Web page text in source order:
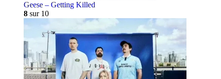
Geese – Getting Killed
8 sur 10